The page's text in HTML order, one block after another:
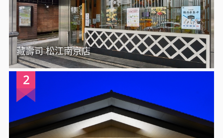
藏壽司 松江南京店
2